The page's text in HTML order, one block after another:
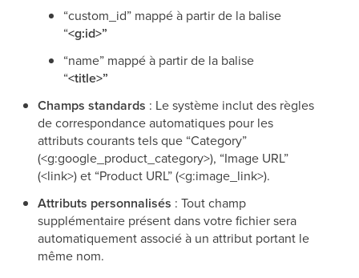
“custom_id” mappé à partir de la balise
“<g:id>”
“name” mappé à partir de la balise
“<title>”
Champs standards : Le système inclut des règles
de correspondance automatiques pour les
attributs courants tels que “Category”
(<g:google_product_category>), “Image URL”
(<link>) et “Product URL” (<g:image_link>).
Attributs personnalisés : Tout champ
supplémentaire présent dans votre fichier sera
automatiquement associé à un attribut portant le
même nom.